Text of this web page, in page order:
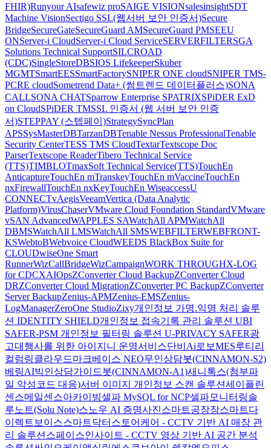
FHIR)Runyour AIsafewiz proSAIGE VISIONsalesinsightSDT
Machine VisionSectigo SSL(웹서버 보안 인증서)Secure
BridgeSecureGateSecureGuard AMSecureGuard PMSEEU
ONServer-i CloudServer-i Cloud ServiceSERVERFILTERSGA
Solutions Technical SupportSILCROAD
(CDC)SingleStoreDBSIOS LifekeeperSkuber
MGMTSmartEESSmartFactorySNIPER ONE cloudSNIPER TMS-
PCRE cloudSometrend Data+ (썸트렌드 데이터플러스)SONA
CALLSONA CHATSparrow Enterprise SPATRIXSPiDER ExD
on CloudSPiDER TMSSL 인증서 (웹 서버 보안 인증
서)STEPPAY (스텝페이)StrategySyncPlan
APSSysMasterDBTarzanDBTenable Nessus ProfessionalTenable
Security CenterTESS TMS CloudTextarTextscope Doc
ParserTextscope ReaderTibero Technical Service
(TTS)TIMBLOTmaxSoft Technical Service(TTS)TouchEn
AnticaptureTouchEn mTranskeyTouchEn mVaccineTouchEn
nxFirewallTouchEn nxKeyTouchEn WiseaccessU
CONNECTvAegisVeeamVertica (Data Analytic
Platform)VirusChaserVMware Cloud Foundation StandardVMware
vSAN AdvancedWAPPLES SAWatchAll APMWatchAll
DBMSWatchAll LMSWatchAll SMSWEBFILTERWEBFRONT-
KSWebtoBWebvoice CloudWEEDS BlackBox Suite for
CLOUDwiseOne Smart
RunnerWizCallBridgeWizCampaignWORK THROUGHX-LOG
for CDCXAIOpsZConverter Cloud BackupZConverter Cloud
DRZConverter Cloud MigrationZConverter PC BackupZConverter
Server BackupZenius-APMZenius-EMSZenius-
LogManagerZeroOne StudioZixy개인정보 가명.익명 처리 솔루
션 IDENTITY SHIELD개인정보 접속기록 관리 솔루션 UBI
SAFER-PSM 개인정보 필터링 솔루션 U-PRIVACY SAFER광
고대행사를 위한 아이지니 운영서비스단비Ai로보MES루티 리
컬럼링클라우드마크베이스 NEO무인상담봇(CINNAMON-S2)
베링AI빅인상담가이드봇(CINNAMON-A1)새니톡스(첨부파
일 악성코드 대응)서버 이미지 개인정보 스캔 솔루션세이플린
센스메일센스아카이빙셀파 MySQL for NCP셀파모니터링솔
루노트(Solu Note)스노우 AI 증명사진스마트공장장스마트다
이렉트보이스스마트닥터 스토어케어 - CCTV 기반 AI 매장 관
리 솔루션 스페이스인사이트 - CCTV 영상 기반 AI 공간 분석